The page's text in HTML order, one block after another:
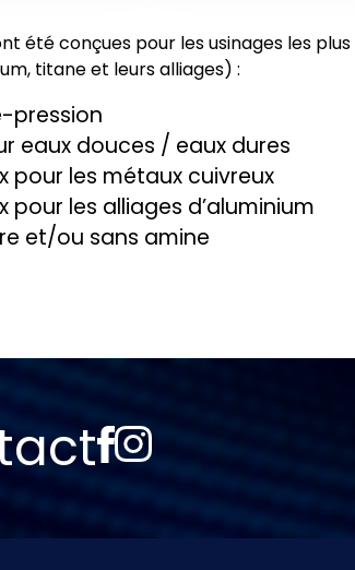
été conçues pour les usinages les
titane et leurs alliages) :
pression
eaux douces / eaux dures
pour les métaux cuivreux
pour les alliages d’aluminium
et/ou sans amine